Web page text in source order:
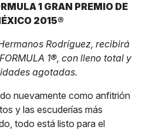
1 GRAN PREMIO DE
2015®
Rodríguez, recibirá
1®, con lleno total y
agotadas.
nuevamente como anfitrión
y las escuderías más
todo está listo para el